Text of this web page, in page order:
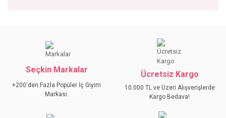
kullanarak tarafımıza iletebilirsiniz.
Görüş ve önerileriniz için teşekkür ederiz.
Ürün açıklamasında eksik bilgiler bulunuyor.
Seçkin Markalar
+200'den Fazla Popüler İç Giyim
Markası.
Ücretsiz Kargo
10.000 TL ve Üzeri Alışverişlerde
Kargo Bedava!